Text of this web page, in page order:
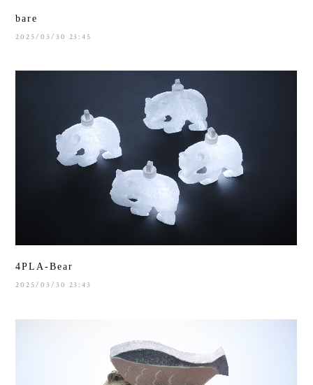
bare
2025/03/30 23:45
4PLA-Bear
2025/03/30 23:43